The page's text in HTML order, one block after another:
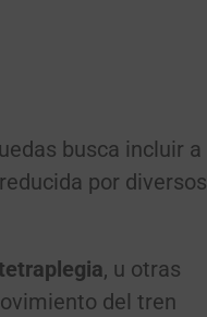
busca incluir a
por diversos
, u otras
del tren